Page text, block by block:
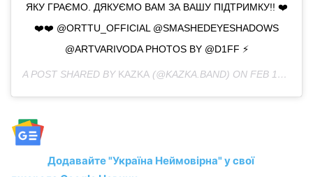
ЯКУ ГРАЄМО. ДЯКУЄМО ВАМ ЗА ВАШУ ПІДТРИМКУ!! ❤️
❤️❤️ @ORTTU_OFFICIAL @SMASHEDEYESHADOWS
@ARTVARIVODA PHOTOS BY @D1FF ⚡️
A POST SHARED BY KAZKA (@KAZKA.BAND) ON FEB 18, 2019 AT 11:45AM PST
Додавайте "Україна Неймовірна" у свої